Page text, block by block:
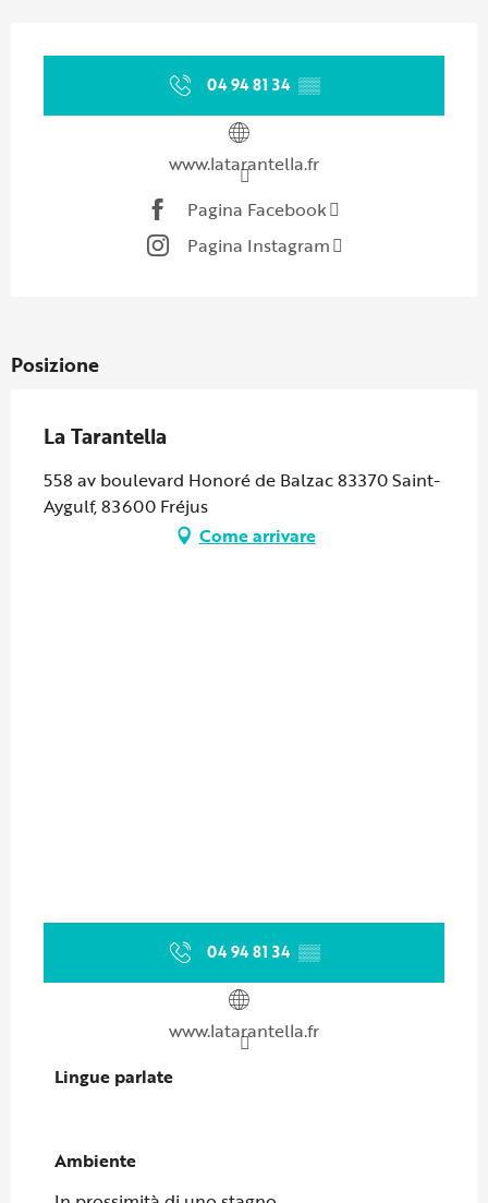
04 94 81 34 ▒▒
www.latarantella.fr
Pagina Facebook
Pagina Instagram
Posizione
La Tarantella
558 av boulevard Honoré de Balzac 83370 Saint-
Aygulf, 83600 Fréjus
Come arrivare
04 94 81 34 ▒▒
www.latarantella.fr
Lingue parlate
Lingue parlate
Ambiente
Ambiente